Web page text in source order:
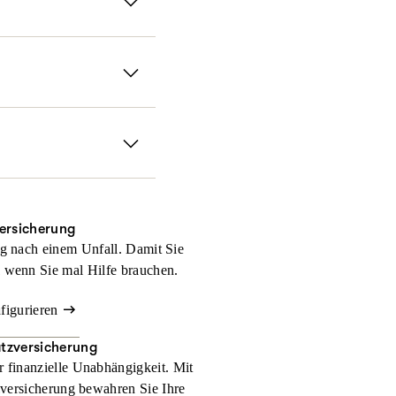
nicht denkt. Mit
nach einem Unfall. Damit Sie
Sie mal Hilfe brauchen.
finanzielle Unabhängigkeit. Mit
bewahren Sie Ihre